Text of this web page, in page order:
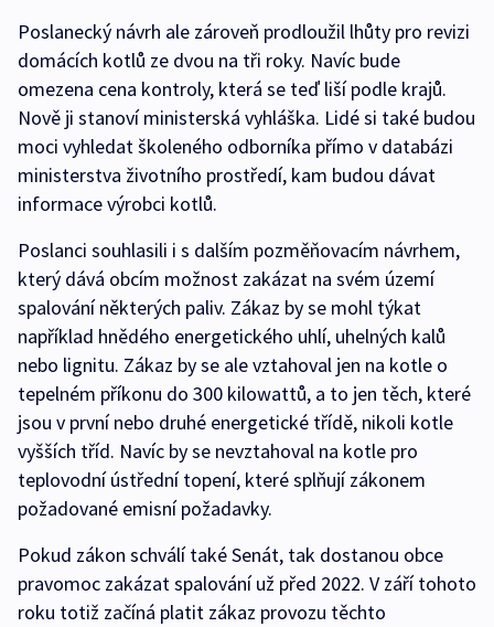
Poslanecký návrh ale zároveň prodloužil lhůty pro revizi
domácích kotlů ze dvou na tři roky. Navíc bude
omezena cena kontroly, která se teď liší podle krajů.
Nově ji stanoví ministerská vyhláška. Lidé si také budou
moci vyhledat školeného odborníka přímo v databázi
ministerstva životního prostředí, kam budou dávat
informace výrobci kotlů.
Poslanci souhlasili i s dalším pozměňovacím návrhem,
který dává obcím možnost zakázat na svém území
spalování některých paliv. Zákaz by se mohl týkat
například hnědého energetického uhlí, uhelných kalů
nebo lignitu. Zákaz by se ale vztahoval jen na kotle o
tepelném příkonu do 300 kilowattů, a to jen těch, které
jsou v první nebo druhé energetické třídě, nikoli kotle
vyšších tříd. Navíc by se nevztahoval na kotle pro
teplovodní ústřední topení, které splňují zákonem
požadované emisní požadavky.
Pokud zákon schválí také Senát, tak dostanou obce
pravomoc zakázat spalování už před 2022. V září tohoto
roku totiž začíná platit zákaz provozu těchto